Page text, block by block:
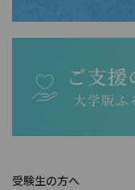
受験生の方へ